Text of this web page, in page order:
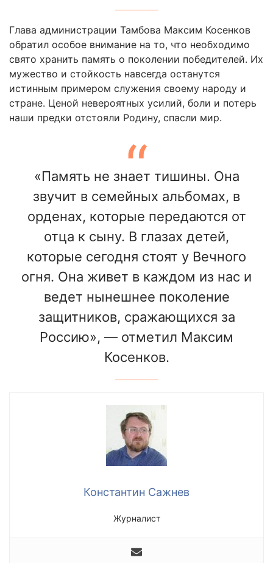
Глава администрации Тамбова Максим Косенков
обратил особое внимание на то, что необходимо
свято хранить память о поколении победителей. Их
мужество и стойкость навсегда останутся
истинным примером служения своему народу и
стране. Ценой невероятных усилий, боли и потерь
наши предки отстояли Родину, спасли мир.
«Память не знает тишины. Она
звучит в семейных альбомах, в
орденах, которые передаются от
отца к сыну. В глазах детей,
которые сегодня стоят у Вечного
огня. Она живет в каждом из нас и
ведет нынешнее поколение
защитников, сражающихся за
Россию», — отметил Максим
Косенков.
Константин Сажнев
Журналист